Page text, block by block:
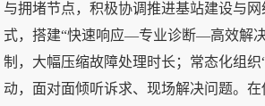
与拥堵节点，积极协调推进基站建设与
式，搭建“快速响应—专业诊断—高效解
制，大幅压缩故障处理时长；常态化组织
动，面对面倾听诉求、现场解决问题。